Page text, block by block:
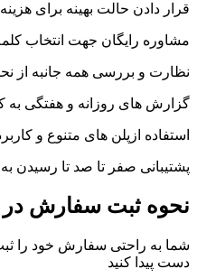
قرار دادن حالت بهینه برای
مشاوره رایگان جهت انتخاب
نظارت و بررسی همه جانبه از
گزارش های روزانه و هفتگی به
استفاده ازپلن های متنوع و
پشتیبانی صفر تا صد تا رسیدن
نحوه ثبت سفارش
شما به راحتی سفارش خود را
دست پیدا کنید